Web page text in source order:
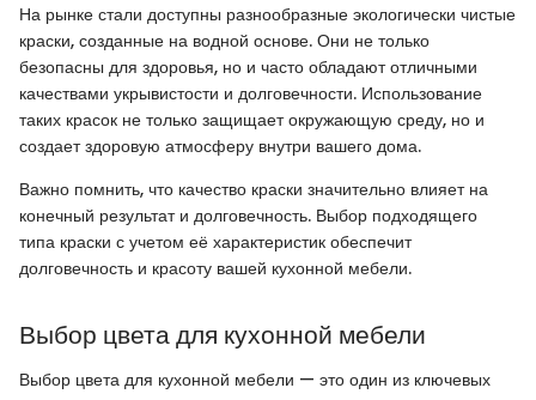
На рынке стали доступны разнообразные экологически чистые
краски, созданные на водной основе. Они не только
безопасны для здоровья, но и часто обладают отличными
качествами укрывистости и долговечности. Использование
таких красок не только защищает окружающую среду, но и
создает здоровую атмосферу внутри вашего дома.
Важно помнить, что качество краски значительно влияет на
конечный результат и долговечность. Выбор подходящего
типа краски с учетом её характеристик обеспечит
долговечность и красоту вашей кухонной мебели.
Выбор цвета для кухонной мебели
Выбор цвета для кухонной мебели — это один из ключевых